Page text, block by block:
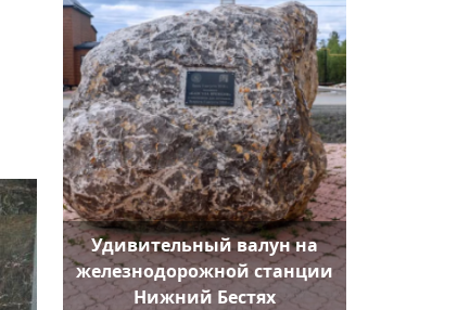
Удивительный валун на
железнодорожной станции
Нижний Бестях